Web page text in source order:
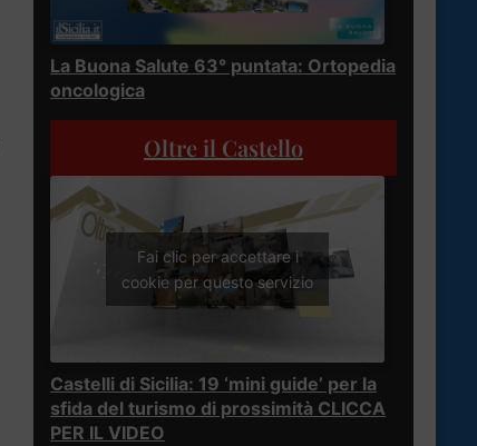
La Buona Salute 63° puntata: Ortopedia
oncologica
Oltre il Castello
Fai clic per accettare i
cookie per questo servizio
Castelli di Sicilia: 19 ‘mini guide’ per la
sfida del turismo di prossimità CLICCA
PER IL VIDEO